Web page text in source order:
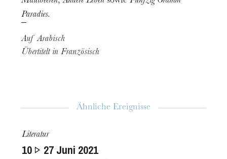
Disponible jusqu'au 27 juin.
Paradies.
Auf Arabisch
Übertitelt in Französisch
Ähnliche Ereignisse
Literatur
10 27 Juni 2021